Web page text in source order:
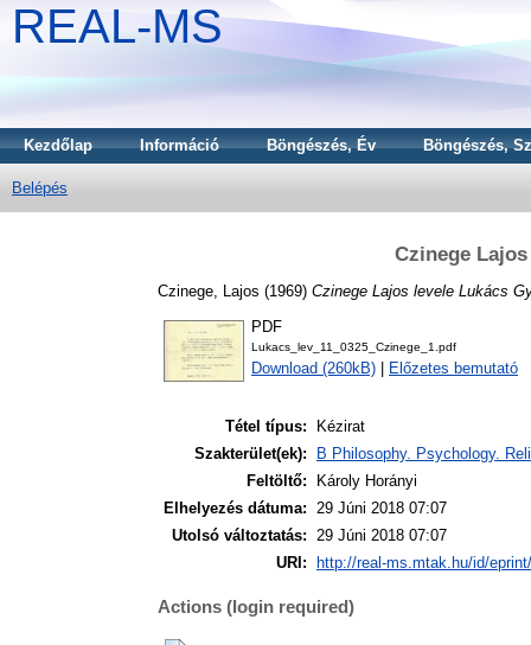
REAL-MS
Kezdőlap Információ Böngészés, Év Böngészés,
Belépés
Czinege
Czinege, Lajos (1969) Czinege Lajos levele Lukács
PDF
Lukacs_lev_11_0325_Czinege_1.pdf
Download (260kB) Előzetes bemutató
Tétel típus:
Kézirat
Szakterület(ek):
B Philosophy. Psychology.
Feltöltő:
Károly Horányi
Elhelyezés dátuma: 29 Júni 2018 07:07
Utolsó változtatás: 29 Júni 2018 07:07
URI:
http://real-ms.mtak.hu/id/
Actions (login required)